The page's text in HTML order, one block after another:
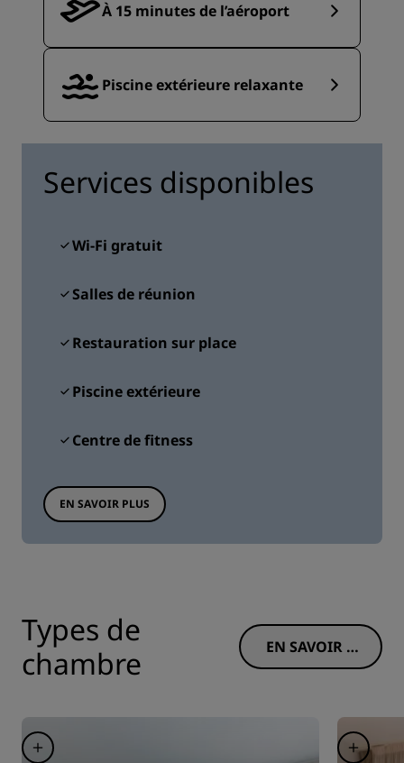
À 15 minutes de l’aéroport
Piscine extérieure relaxante
Services disponibles
Wi-Fi gratuit
Salles de réunion
Restauration sur place
Piscine extérieure
Centre de fitness
EN SAVOIR PLUS
Types de
chambre
EN SAVOIR P
LUS